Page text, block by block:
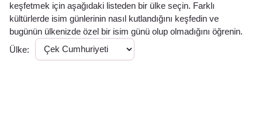
keşfetmek için aşağıdaki listeden bir ülke seçin. Farklı
kültürlerde isim günlerinin nasıl kutlandığını keşfedin ve
bugünün ülkenizde özel bir isim günü olup olmadığını öğrenin.
Ülke: